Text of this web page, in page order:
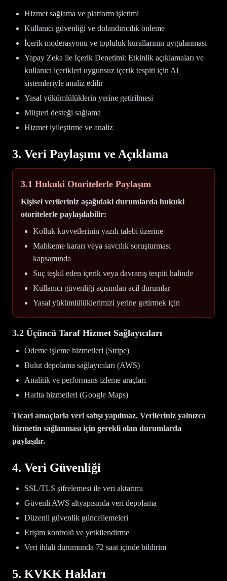
Hizmet sağlama ve platform işletimi
Kullanıcı güvenliği ve dolandırıcılık önleme
İçerik moderasyonu ve topluluk kurallarının uygulanması
Yapay Zeka ile İçerik Denetimi: Etkinlik açıklamaları ve
kullanıcı içerikleri uygunsuz içerik tespiti için AI
sistemleriyle analiz edilir
Yasal yükümlülüklerin yerine getirilmesi
Müşteri desteği sağlama
Hizmet iyileştirme ve analiz
3. Veri Paylaşımı ve Açıklama
3.1 Hukuki Otoritelerle Paylaşım
Kişisel verileriniz aşağıdaki durumlarda hukuki
otoritelerle paylaşılabilir:
Kolluk kuvvetlerinin yazılı talebi üzerine
Mahkeme kararı veya savcılık soruşturması
kapsamında
Suç teşkil eden içerik veya davranış tespiti halinde
Kullanıcı güvenliği açısından acil durumlar
Yasal yükümlülüklerimizi yerine getirmek için
3.2 Üçüncü Taraf Hizmet Sağlayıcıları
Ödeme işleme hizmetleri (Stripe)
Bulut depolama sağlayıcıları (AWS)
Analitik ve performans izleme araçları
Harita hizmetleri (Google Maps)
Ticari amaçlarla veri satışı yapılmaz. Verileriniz yalnızca
hizmetin sağlanması için gerekli olan durumlarda
paylaşılır.
4. Veri Güvenliği
SSL/TLS şifrelemesi ile veri aktarımı
Güvenli AWS altyapısında veri depolama
Düzenli güvenlik güncellemeleri
Erişim kontrolü ve yetkilendirme
Veri ihlali durumunda 72 saat içinde bildirim
5. KVKK Hakları